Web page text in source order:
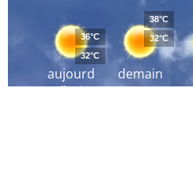
aujourd
´hui
36°C
32°C
demain
38°C
32°C